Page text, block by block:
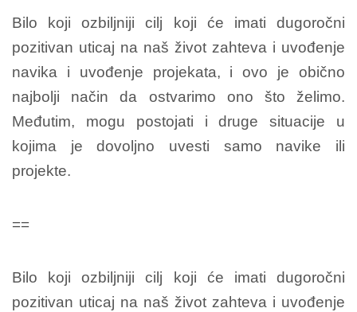
Bilo koji ozbiljniji cilj koji će imati dugoročni
pozitivan uticaj na naš život zahteva i uvođenje
navika i uvođenje projekata, i ovo je obično
najbolji način da ostvarimo ono što želimo.
Međutim, mogu postojati i druge situacije u
kojima je dovoljno uvesti samo navike ili
projekte.
==
Bilo koji ozbiljniji cilj koji će imati dugoročni
pozitivan uticaj na naš život zahteva i uvođenje